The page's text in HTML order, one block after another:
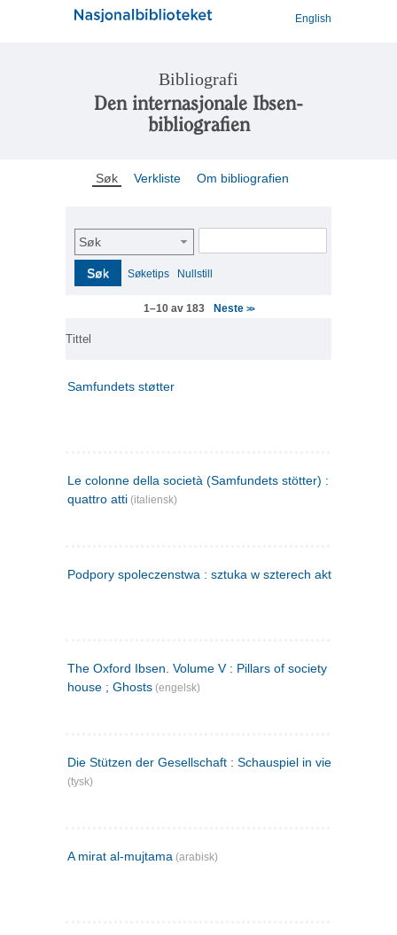
English
Bibliografi
Den internasjonale Ibsen-
bibliografien
Søk Verkliste Om bibliografien
Søk
Søk Søketips Nullstill
1–10 av 183 Neste >>
Tittel
Samfundets støtter
Le colonne della società (Samfundets stötter) : commedia
quattro atti (italiensk)
Podpory spoleczenstwa : sztuka w szterech aktach
The Oxford Ibsen. Volume V : Pillars of society ; A doll's
house ; Ghosts (engelsk)
Die Stützen der Gesellschaft : Schauspiel in vier Aufzügen
(tysk)
A mirat al-mujtama (arabisk)